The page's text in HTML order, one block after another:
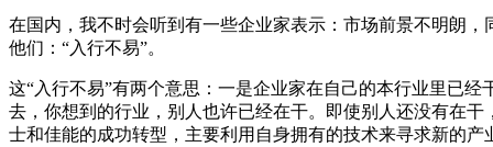
在国内，我不时会听到有一些企业家表示：市场前景不明朗
他们：“入行不易”。
这“入行不易”有两个意思：一是企业家在自己的本行业里已
去，你想到的行业，别人也许已经在干。即使别人还没有在
士和佳能的成功转型，主要利用自身拥有的技术来寻求新的